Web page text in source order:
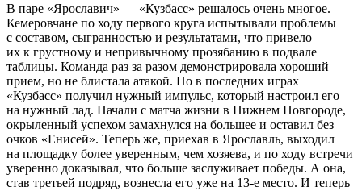
В паре «Ярославич» — «Кузбасс» решалось очень многое.
Кемеровчане по ходу первого круга испытывали проблемы
с составом, сыгранностью и результатами, что привело
их к грустному и непривычному прозябанию в подвале
таблицы. Команда раз за разом демонстрировала хороший
прием, но не блистала атакой. Но в последних играх
«Кузбасс» получил нужный импульс, который настроил его
на нужный лад. Начали с матча жизни в Нижнем Новгороде,
окрыленный успехом замахнулся на большее и оставил без
очков «Енисей». Теперь же, приехав в Ярославль, выходил
на площадку более уверенным, чем хозяева, и по ходу встречи
уверенно доказывал, что больше заслуживает победы. А она,
став третьей подряд, вознесла его уже на 13-е место. И теперь